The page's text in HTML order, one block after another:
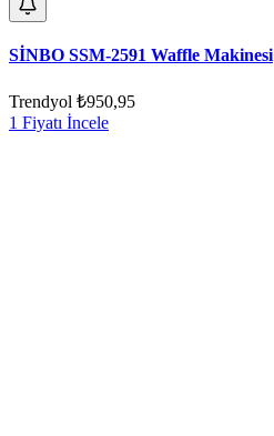
SİNBO SSM-2591 Waffle Makinesi
Trendyol ₺950,95
1 Fiyatı İncele